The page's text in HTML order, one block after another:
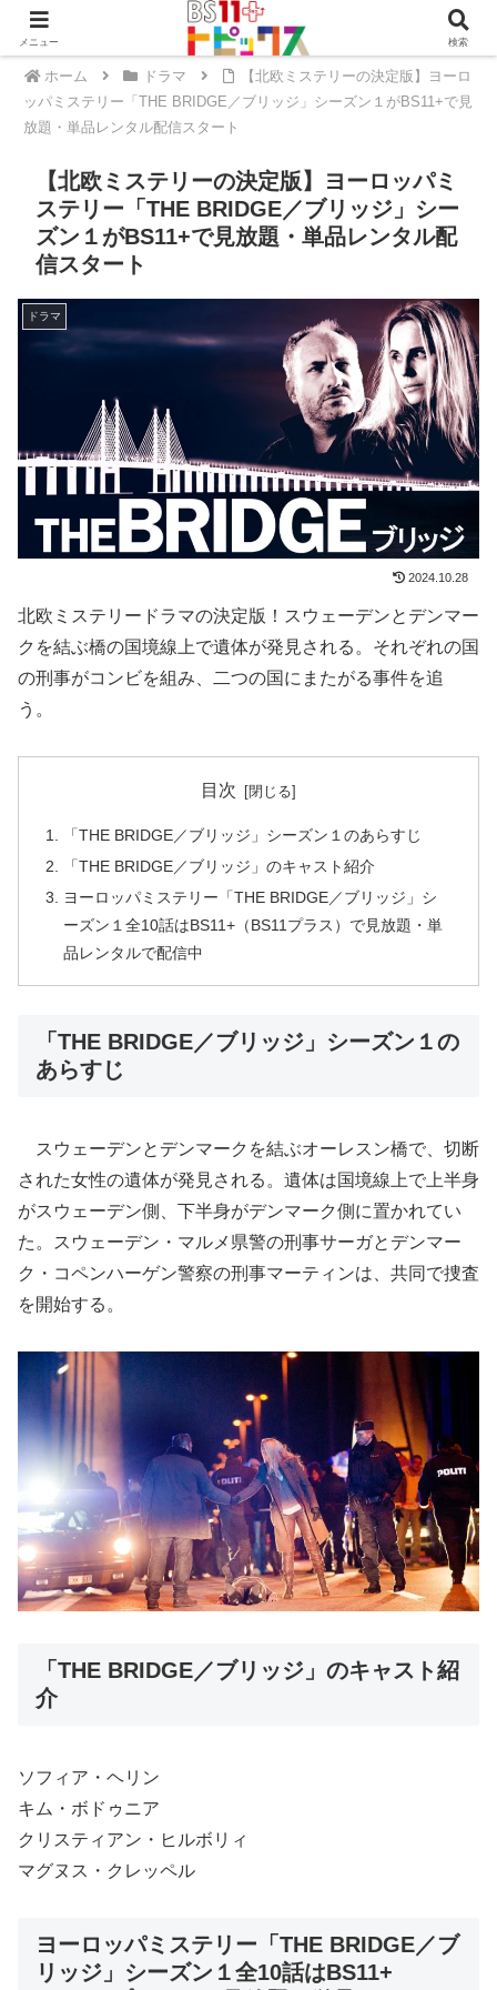
ホーム ドラマ
【北欧ミステリーの決定版】ヨーロ
ッパミステリー「THE BRIDGE／ブリッジ」シーズン１がBS11+で見
放題・単品レンタル配信スタート
【北欧ミステリーの決定版】ヨーロッパミ
ステリー「THE BRIDGE／ブリッジ」シー
ズン１がBS11+で見放題・単品レンタル配
信スタート
ドラマ
2024.10.28
北欧ミステリードラマの決定版！スウェーデンとデンマー
クを結ぶ橋の国境線上で遺体が発見される。それぞれの国
の刑事がコンビを組み、二つの国にまたがる事件を追
う。
目次
「THE BRIDGE／ブリッジ」シーズン１のあらすじ
「THE BRIDGE／ブリッジ」のキャスト紹介
ヨーロッパミステリー「THE BRIDGE／ブリッジ」シ
ーズン１全10話はBS11+（BS11プラス）で見放題・単
品レンタルで配信中
「THE BRIDGE／ブリッジ」シーズン１の
あらすじ
スウェーデンとデンマークを結ぶオーレスン橋で、切断
された女性の遺体が発見される。遺体は国境線上で上半身
がスウェーデン側、下半身がデンマーク側に置かれてい
た。スウェーデン・マルメ県警の刑事サーガとデンマー
ク・コペンハーゲン警察の刑事マーティンは、共同で捜査
を開始する。
「THE BRIDGE／ブリッジ」のキャスト紹
介
ソフィア・ヘリン
キム・ボドゥニア
クリスティアン・ヒルボリィ
マグヌス・クレッペル
ヨーロッパミステリー「THE BRIDGE／ブ
リッジ」シーズン１全10話はBS11+
メニュー 検索